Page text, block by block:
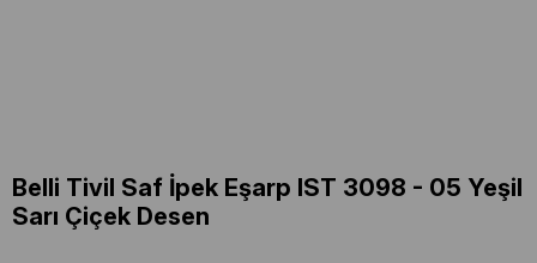
Belli Tivil Saf İpek Eşarp IST 3098 - 05 Yeşil
Sarı Çiçek Desen